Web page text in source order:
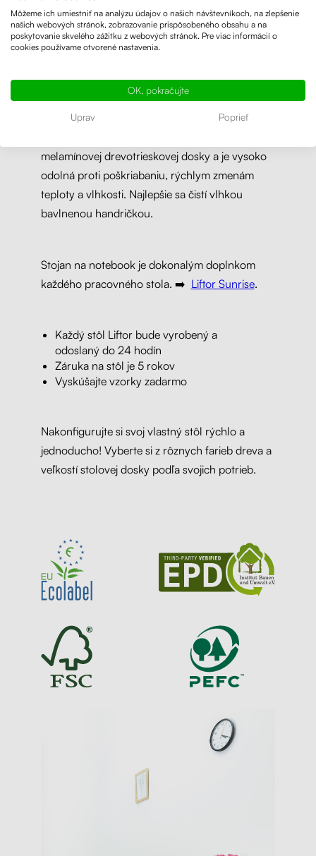
Vyrábame stoly na meranie
melamínovej drevotrieskovej dosky a je vysoko
odolná proti poškriabaniu, rýchlym zmenám
teploty a vlhkosti. Najlepšie sa čistí vlhkou
bavlnenou handričkou.
Stojan na notebook je dokonalým doplnkom
každého pracovného stola. ➡️ Liftor Sunrise.
Každý stôl Liftor bude vyrobený a
odoslaný do 24 hodín
Záruka na stôl je 5 rokov
Vyskúšajte vzorky zadarmo
Nakonfigurujte si svoj vlastný stôl rýchlo a
jednoducho! Vyberte si z rôznych farieb dreva a
veľkostí stolovej dosky podľa svojich potrieb.
Môžeme ich umiestniť na analýzu údajov o našich návštevníkoch, na zlepšenie
našich webových stránok, zobrazovanie prispôsobeného obsahu a na
poskytovanie skvelého zážitku z webových stránok. Pre viac informácií o
cookies používame otvorené nastavenia.
OK, pokračujte
Uprav Poprieť